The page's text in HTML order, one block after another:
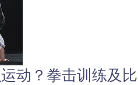
动？拳击训练及